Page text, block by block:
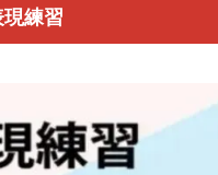
練習